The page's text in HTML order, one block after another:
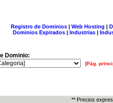
Registro de Dominios| Web Hosting |
Dominios Expirados | Industrias |
Dominio:
[Pág.
** Precios